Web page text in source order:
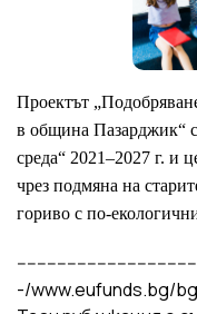
Проектът
в община Пазарджик“
среда“ 2021–2027 г. и
чрез подмяна на
гориво с по-
-/www.eufunds.bg/